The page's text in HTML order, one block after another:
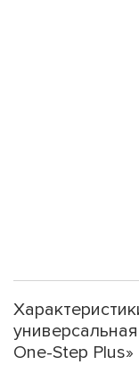
One-Step Plus»